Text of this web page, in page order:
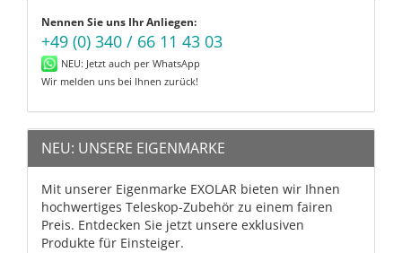
Nennen Sie uns Ihr Anliegen:
+49 (0) 340 / 66 11 43 03
NEU: Jetzt auch per WhatsApp
Wir melden uns bei Ihnen zurück!
NEU: UNSERE EIGENMARKE
Mit unserer Eigenmarke EXOLAR bieten wir Ihnen
hochwertiges Teleskop-Zubehör zu einem fairen
Preis. Entdecken Sie jetzt unsere exklusiven
Produkte für Einsteiger.